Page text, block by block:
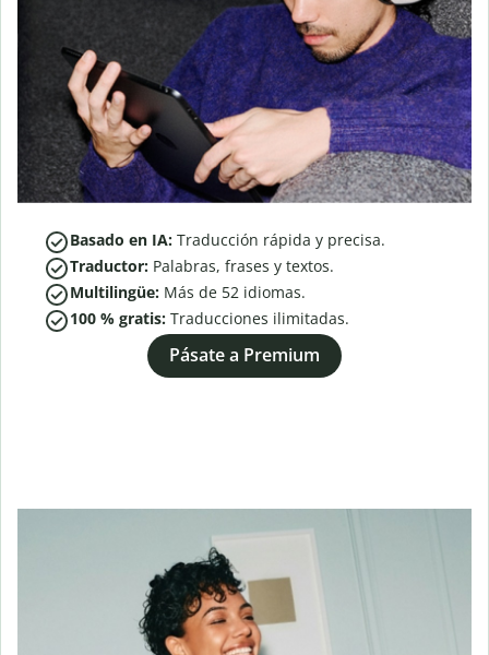
Basado en IA: Traducción rápida y precisa.
Traductor: Palabras, frases y textos.
Multilingüe: Más de 52 idiomas.
100 % gratis: Traducciones ilimitadas.
Pásate a Premium